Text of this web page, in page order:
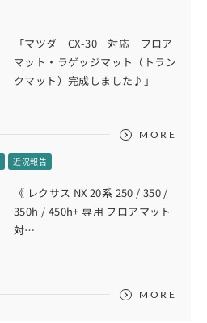
「マツダ CX-30 対応 フロア
マット・ラゲッジマット（トラン
クマット）完成しました♪」
MORE
近況報告
《 レクサス NX 20系 250 / 350 /
350h / 450h+ 専用 フロアマット
対…
MORE